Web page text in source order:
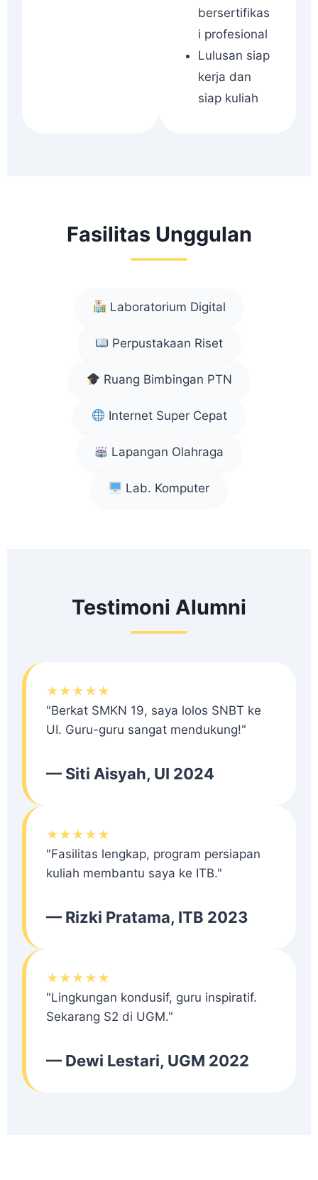
bersertifikas
i profesional
Lulusan siap
kerja dan
siap kuliah
Fasilitas Unggulan
Laboratorium Digital
Perpustakaan Riset
Ruang Bimbingan PTN
Internet Super Cepat
Lapangan Olahraga
Lab. Komputer
Testimoni Alumni
★★★★★
"Berkat SMKN 19, saya lolos SNBT ke
UI. Guru-guru sangat mendukung!"
— Siti Aisyah, UI 2024
★★★★★
"Fasilitas lengkap, program persiapan
kuliah membantu saya ke ITB."
— Rizki Pratama, ITB 2023
★★★★★
"Lingkungan kondusif, guru inspiratif.
Sekarang S2 di UGM."
— Dewi Lestari, UGM 2022